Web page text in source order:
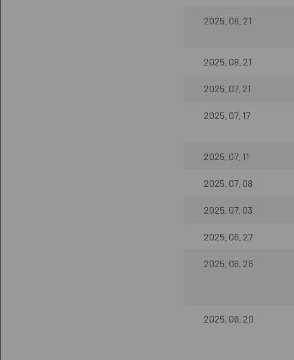
2025. 08. 21
2025. 08. 21
2025. 07. 21
2025. 07. 17
2025. 07. 11
2025. 07. 08
2025. 07. 03
2025. 06. 27
2025. 06. 26
2025. 06. 20